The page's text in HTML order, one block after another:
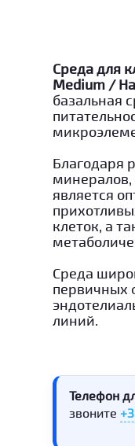
Среда для
Medium /
базальная
Благодаря
минералов,
является
клеток, а
Среда
первичных
линий.
Телефон
звоните